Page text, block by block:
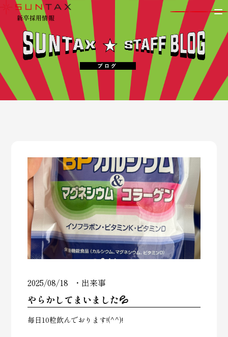
新卒採用情報
2025/08/18 出来事
やらかしてまいました💦
毎日10粒飲んでおります!(^^)!